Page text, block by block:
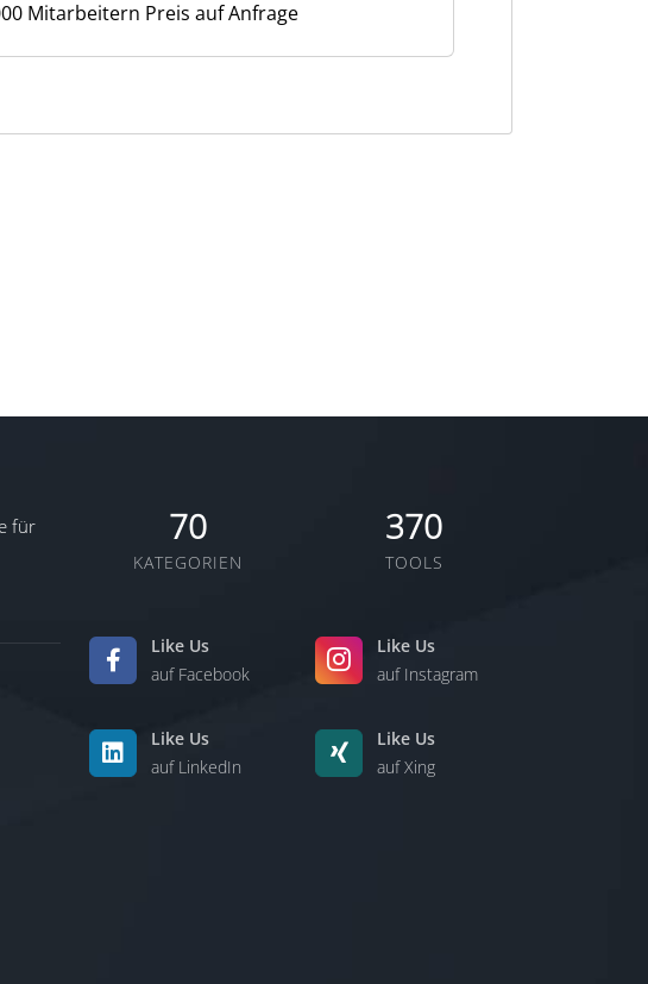
Mitarbeitern Preis auf Anfrage
für
70
KATEGORIEN
370
TOOLS
Like Us
auf Facebook
Like Us
auf Instagram
Like Us
auf LinkedIn
Like Us
auf Xing